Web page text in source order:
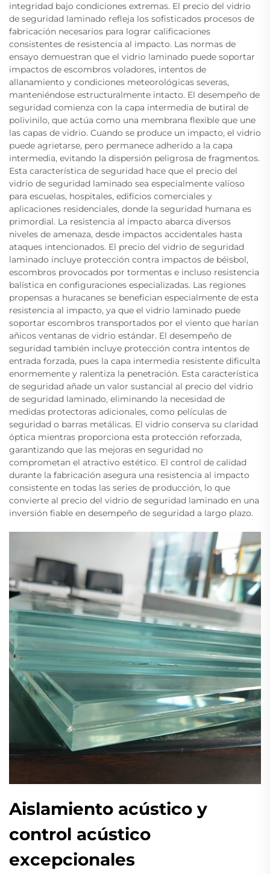
integridad bajo condiciones extremas. El precio del vidrio
de seguridad laminado refleja los sofisticados procesos de
fabricación necesarios para lograr calificaciones
consistentes de resistencia al impacto. Las normas de
ensayo demuestran que el vidrio laminado puede soportar
impactos de escombros voladores, intentos de
allanamiento y condiciones meteorológicas severas,
manteniéndose estructuralmente intacto. El desempeño de
seguridad comienza con la capa intermedia de butiral de
polivinilo, que actúa como una membrana flexible que une
las capas de vidrio. Cuando se produce un impacto, el vidrio
puede agrietarse, pero permanece adherido a la capa
intermedia, evitando la dispersión peligrosa de fragmentos.
Esta característica de seguridad hace que el precio del
vidrio de seguridad laminado sea especialmente valioso
para escuelas, hospitales, edificios comerciales y
aplicaciones residenciales, donde la seguridad humana es
primordial. La resistencia al impacto abarca diversos
niveles de amenaza, desde impactos accidentales hasta
ataques intencionados. El precio del vidrio de seguridad
laminado incluye protección contra impactos de béisbol,
escombros provocados por tormentas e incluso resistencia
balística en configuraciones especializadas. Las regiones
propensas a huracanes se benefician especialmente de esta
resistencia al impacto, ya que el vidrio laminado puede
soportar escombros transportados por el viento que harían
añicos ventanas de vidrio estándar. El desempeño de
seguridad también incluye protección contra intentos de
entrada forzada, pues la capa intermedia resistente dificulta
enormemente y ralentiza la penetración. Esta característica
de seguridad añade un valor sustancial al precio del vidrio
de seguridad laminado, eliminando la necesidad de
medidas protectoras adicionales, como películas de
seguridad o barras metálicas. El vidrio conserva su claridad
óptica mientras proporciona esta protección reforzada,
garantizando que las mejoras en seguridad no
comprometan el atractivo estético. El control de calidad
durante la fabricación asegura una resistencia al impacto
consistente en todas las series de producción, lo que
convierte al precio del vidrio de seguridad laminado en una
inversión fiable en desempeño de seguridad a largo plazo.
Aislamiento acústico y
control acústico
excepcionales